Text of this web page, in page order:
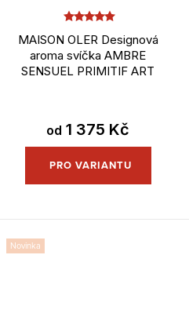
MAISON OLER Designová
aroma svíčka AMBRE
SENSUEL PRIMITIF ART
od 1 375 Kč
Novinka